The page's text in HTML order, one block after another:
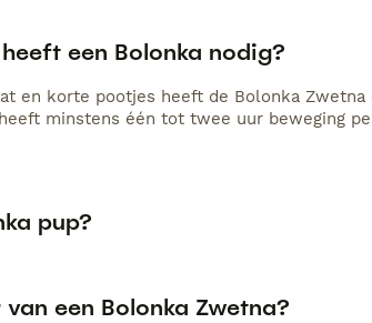
een Bolonka nodig?
en korte pootjes heeft de Bolonka
minstens één tot twee uur beweging
pup?
een Bolonka Zwetna?